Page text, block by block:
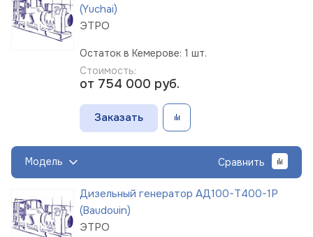
(Yuchai)
ЭТРО
Остаток в Кемерове: 1 шт.
Стоимость:
от 754 000 руб.
Заказать
Модель Сравнить
Дизельный генератор АД100-Т400-1Р
(Baudouin)
ЭТРО